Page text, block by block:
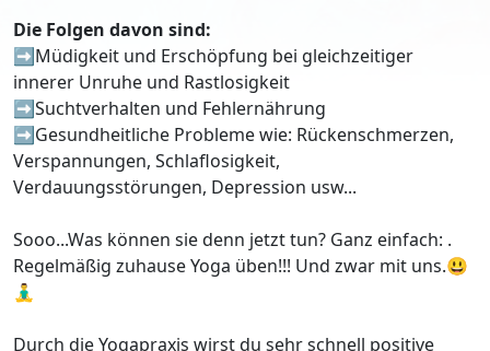
Die Folgen davon sind:
➡️Müdigkeit und Erschöpfung bei gleichzeitiger
innerer Unruhe und Rastlosigkeit
➡️Suchtverhalten und Fehlernährung
➡️Gesundheitliche Probleme wie: Rückenschmerzen,
Verspannungen, Schlaflosigkeit,
Verdauungsstörungen, Depression usw...
Sooo...Was können sie denn jetzt tun? Ganz einfach: .
Regelmäßig zuhause Yoga üben!!! Und zwar mit uns.😃
🧘‍♂️
Durch die Yogapraxis wirst du sehr schnell positive